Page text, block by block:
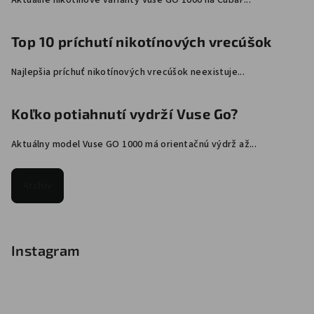
Top 10 príchutí nikotínových vrecúšok
Najlepšia príchuť nikotínových vrecúšok neexistuje...
Koľko potiahnutí vydrží Vuse Go?
Aktuálny model Vuse GO 1000 má orientačnú výdrž až...
Instagram